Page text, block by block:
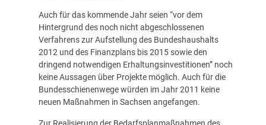
Auch für das kommende Jahr seien “vor dem
Hintergrund des noch nicht abgeschlossenen
Verfahrens zur Aufstellung des Bundeshaushalts
2012 und des Finanzplans bis 2015 sowie den
dringend notwendigen Erhaltungsinvestitionen” noch
keine Aussagen über Projekte möglich. Auch für die
Bundesschienenwege würden im Jahr 2011 keine
neuen Maßnahmen in Sachsen angefangen.
Zur Realisierung der Bedarfsplanmaßnahmen des